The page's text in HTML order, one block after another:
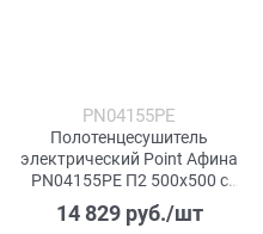
PN04155PE
Полотенцесушитель
электрический Point Афина
PN04155PE П2 500x500 с
полкой левый/правый, хром
14 829 руб./шт